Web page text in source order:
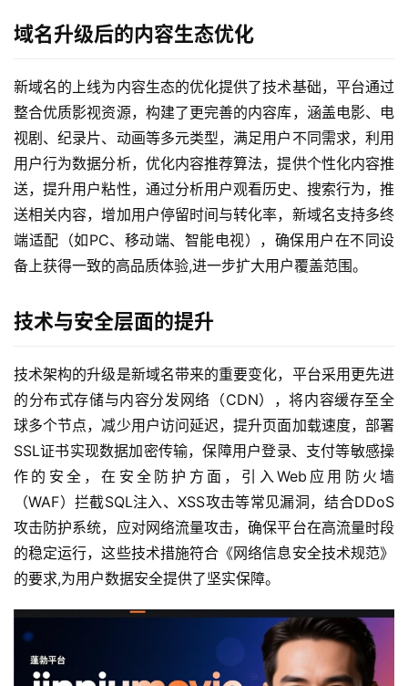
域名升级后的内容生态优化
新域名的上线为内容生态的优化提供了技术基础，平台通过
整合优质影视资源，构建了更完善的内容库，涵盖电影、电
视剧、纪录片、动画等多元类型，满足用户不同需求，利用
用户行为数据分析，优化内容推荐算法，提供个性化内容推
送，提升用户粘性，通过分析用户观看历史、搜索行为，推
送相关内容，增加用户停留时间与转化率，新域名支持多终
端适配（如PC、移动端、智能电视），确保用户在不同设
备上获得一致的高品质体验,进一步扩大用户覆盖范围。
技术与安全层面的提升
技术架构的升级是新域名带来的重要变化，平台采用更先进
的分布式存储与内容分发网络（CDN），将内容缓存至全
球多个节点，减少用户访问延迟，提升页面加载速度，部署
SSL证书实现数据加密传输，保障用户登录、支付等敏感操
作的安全，在安全防护方面，引入Web应用防火墙
（WAF）拦截SQL注入、XSS攻击等常见漏洞，结合DDoS
攻击防护系统，应对网络流量攻击，确保平台在高流量时段
的稳定运行，这些技术措施符合《网络信息安全技术规范》
的要求,为用户数据安全提供了坚实保障。